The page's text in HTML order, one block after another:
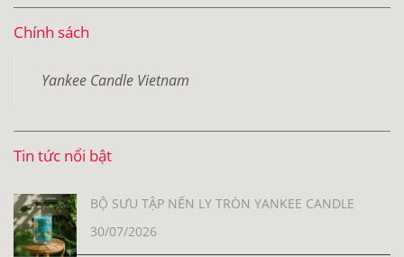
Chính sách
Yankee Candle Vietnam
Tin tức nổi bật
BỘ SƯU TẬP NẾN LY TRÒN YANKEE CANDLE
30/07/2026